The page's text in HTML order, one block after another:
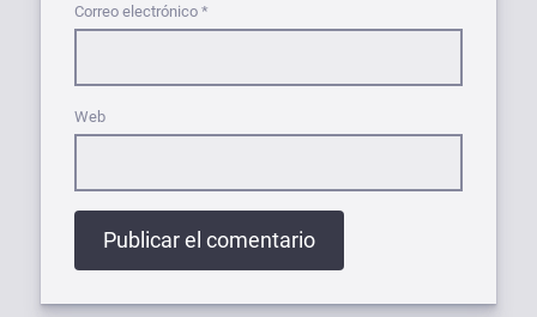
Correo electrónico *
Web